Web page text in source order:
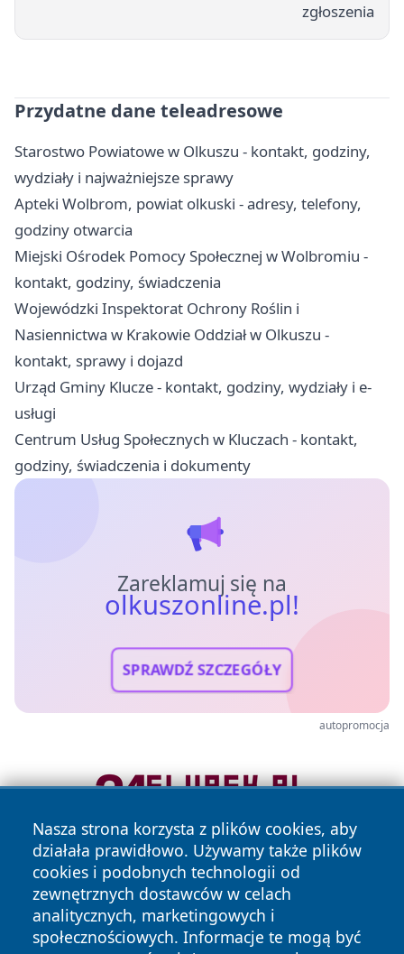
zgłoszenia
Przydatne dane teleadresowe
Starostwo Powiatowe w Olkuszu - kontakt, godziny,
wydziały i najważniejsze sprawy
Apteki Wolbrom, powiat olkuski - adresy, telefony,
godziny otwarcia
Miejski Ośrodek Pomocy Społecznej w Wolbromiu -
kontakt, godziny, świadczenia
Wojewódzki Inspektorat Ochrony Roślin i
Nasiennictwa w Krakowie Oddział w Olkuszu -
kontakt, sprawy i dojazd
Urząd Gminy Klucze - kontakt, godziny, wydziały i e-
usługi
Centrum Usług Społecznych w Kluczach - kontakt,
godziny, świadczenia i dokumenty
Zareklamuj się na
olkuszonline.pl!
SPRAWDŹ SZCZEGÓŁY
autopromocja
Nasza strona korzysta z plików cookies, aby
działała prawidłowo. Używamy także plików
cookies i podobnych technologii od
zewnętrznych dostawców w celach
analitycznych, marketingowych i
społecznościowych. Informacje te mogą być